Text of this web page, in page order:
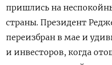
пришлись на
страны. Президент
переизбран в мае и
и инвесторов, когда